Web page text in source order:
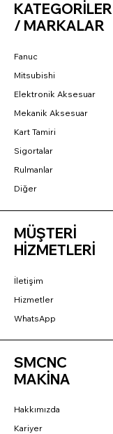
KATEGORİLER
/ MARKALAR
Fanuc
Mitsubishi
Elektronik Aksesuar
Mekanik Aksesuar
Kart Tamiri
Sigortalar
Rulmanlar
Diğer
MÜŞTERİ
HİZMETLERİ
İletişim
Hizmetler
WhatsApp
SMCNC
MAKİNA
Hakkımızda
Kariyer